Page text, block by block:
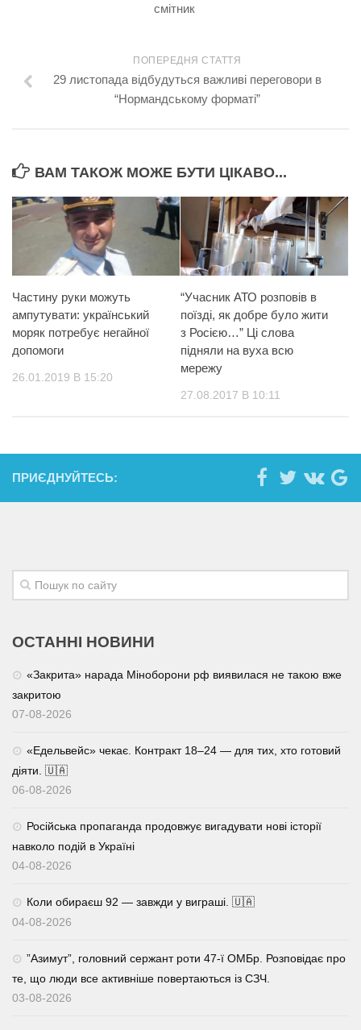
смітник
ПОПЕРЕДНЯ СТАТТЯ
29 листопада відбудуться важливі переговори в
“Нормандському форматі”
ВАМ ТАКОЖ МОЖЕ БУТИ ЦІКАВО...
Частину руки можуть
ампутувати: український
моряк потребує негайної
допомоги
26.01.2019 В 15:20
“Учасник АТО розповів в
поїзді, як добре було жити
з Росією…” Ці слова
підняли на вуха всю
мережу
27.08.2017 В 10:11
ПРИЄДНУЙТЕСЬ:
ОСТАННІ НОВИНИ
«Закрита» нарада Міноборони рф виявилася не такою вже
закритою
07-08-2026
«Едельвейс» чекає. Контракт 18–24 — для тих, хто готовий
діяти. 🇺🇦
06-08-2026
Російська пропаганда продовжує вигадувати нові історії
навколо подій в Україні
04-08-2026
Коли обираєш 92 — завжди у виграші. 🇺🇦
04-08-2026
⁨”Азимут”, головний сержант роти 47-ї ОМБр. Розповідає про
те, що люди все активніше повертаються із СЗЧ.
03-08-2026